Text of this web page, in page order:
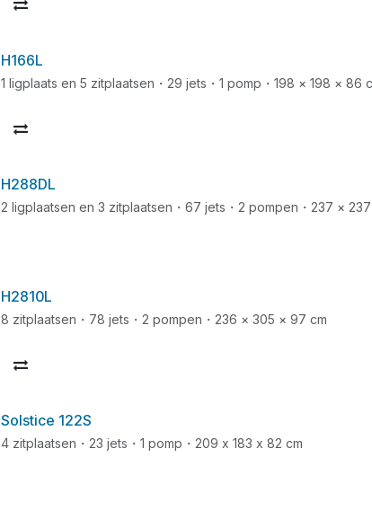
H166L
1 ligplaats en 5 zitplaatsen・29 jets・1 pomp・198 × 198 × 86
H288DL
2 ligplaatsen en 3 zitplaatsen・67 jets・2 pompen・237 × 237
H2810L
8 zitplaatsen・78 jets・2 pompen・236 × 305 × 97 cm
Solstice 122S
4 zitplaatsen・23 jets・1 pomp・209 x 183 x 82 cm